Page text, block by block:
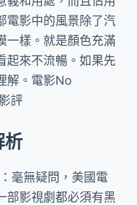
電影中的風景除了汽
一樣。就是顏色充滿
起來不流暢。如果先
解。電影No
評
析
毫無疑問，美國電
部影視劇都必須有黑